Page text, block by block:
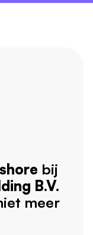
bij
B.V.
meer